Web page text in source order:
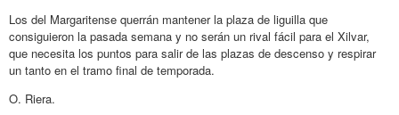
Los del Margaritense querrán mantener la plaza de liguilla que
consiguieron la pasada semana y no serán un rival fácil para el Xilvar,
que necesita los puntos para salir de las plazas de descenso y respirar
un tanto en el tramo final de temporada.
O. Riera.